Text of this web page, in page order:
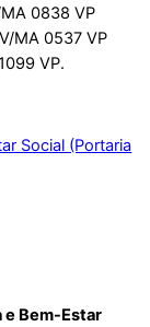
0838 VP
MA 0537 VP
VP.
Social (Portaria
e Bem-Estar